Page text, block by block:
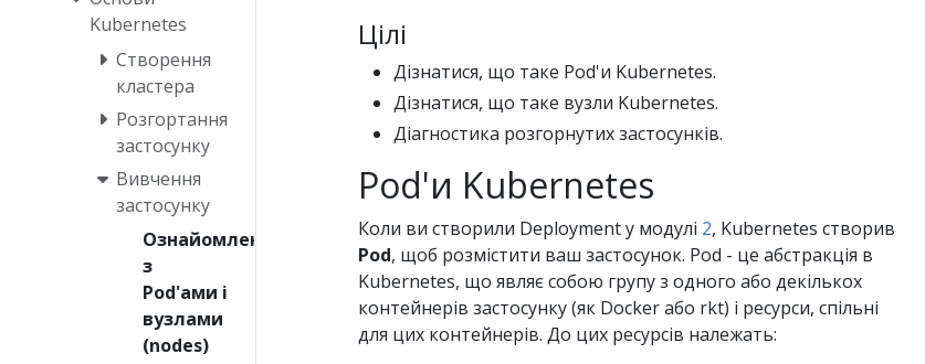
Kubernetes
Створення
кластера
Розгортання
застосунку
Вивчення
застосунку
Ознайомлення
з
Pod'ами і
вузлами
(nodes)
Цілі
Дізнатися, що таке Pod'и Kubernetes.
Дізнатися, що таке вузли Kubernetes.
Діагностика розгорнутих застосунків.
Pod'и Kubernetes
Коли ви створили Deployment у модулі 2, Kubernetes створив
Pod, щоб розмістити ваш застосунок. Pod - це абстракція в
Kubernetes, що являє собою групу з одного або декількох
контейнерів застосунку (як Docker або rkt) і ресурси, спільні
для цих контейнерів. До цих ресурсів належать: